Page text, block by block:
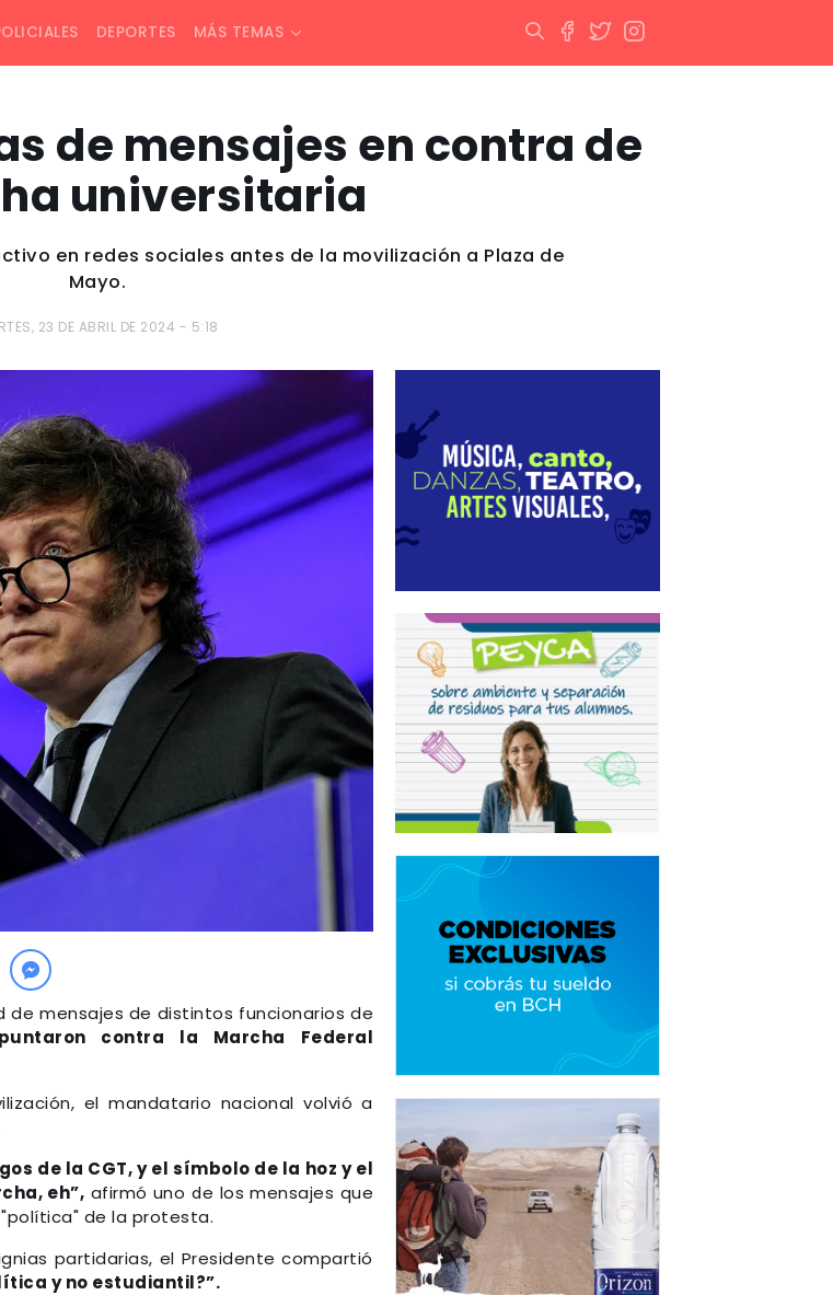
DEPORTES MÁS TEMAS
de mensajes en contra de
universitaria
en redes sociales antes de la movilización a Plaza de
Mayo.
23 DE ABRIL DE 2024 - 5:18
mensajes de distintos funcionarios de
contra la Marcha Federal
el mandatario nacional volvió a
de la CGT, y el símbolo de la hoz y el
eh”, afirmó uno de los mensajes que
de la protesta.
partidarias, el Presidente compartió
y no estudiantil?”.